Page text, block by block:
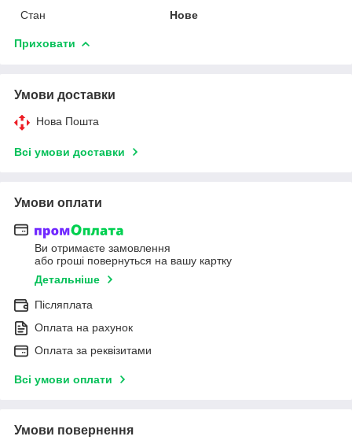
Стан
Нове
Приховати
Умови доставки
Нова Пошта
Всі умови доставки
Умови оплати
Ви отримаєте замовлення
або гроші повернуться на вашу картку
Детальніше
Післяплата
Оплата на рахунок
Оплата за реквізитами
Всі умови оплати
Умови повернення